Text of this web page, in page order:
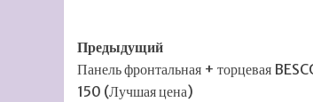
Навигация
записи
Предыдущий
Панель фронтальная + торцевая
150 (Лучшая цена)